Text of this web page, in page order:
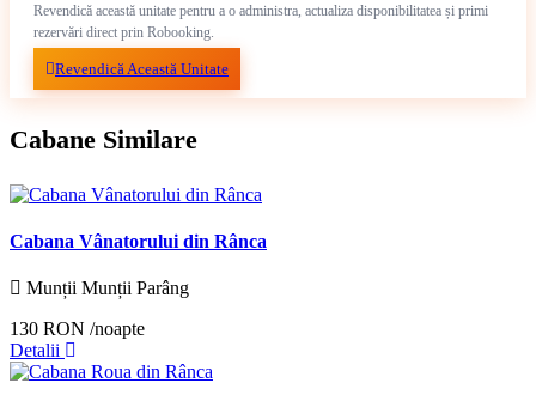
Revendică această unitate pentru a o administra, actualiza disponibilitatea și primi
rezervări direct prin Robooking.
Revendică Această Unitate
Cabane Similare
Cabana Vânatorului din Rânca
Munții Munții Parâng
130 RON /noapte
Detalii